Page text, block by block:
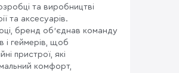
та виробництві
та аксесуарів.
бренд об’єднав команду
і геймерів, щоб
пристрої, які
комфорт,